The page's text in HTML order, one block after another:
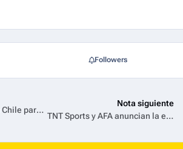
Followers
Rick Harrison llega a Chile para lanzar el portafolio de canales de A+E Networks Latin America en Mundo
Nota siguiente
TNT Sports y AFA anuncian la extensión de los derechos de transmisión de la Liga Profesional de Fútbol hasta 2031